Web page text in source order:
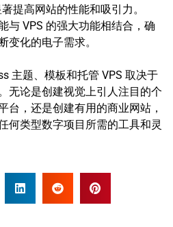
提高网站的性能和吸引力。
与 VPS 的强大功能相结合，确
变化的电子需求。
主题、模板和托管 VPS 取决于
无论是创建视觉上引人注目的个
台，还是创建有用的商业网站，
何类型数字项目所需的工具和灵